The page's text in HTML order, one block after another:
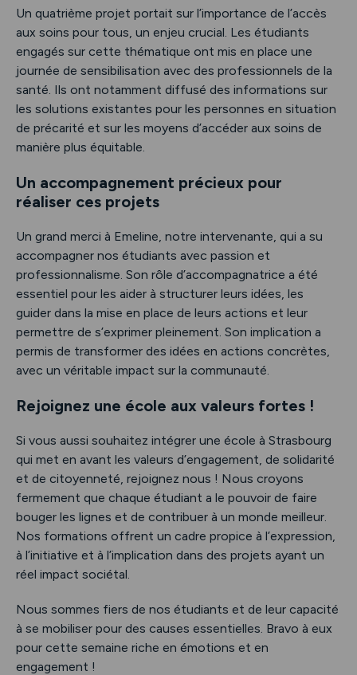
Un quatrième projet portait sur l’importance de l’accès
aux soins pour tous, un enjeu crucial. Les étudiants
engagés sur cette thématique ont mis en place une
journée de sensibilisation avec des professionnels de la
santé. Ils ont notamment diffusé des informations sur
les solutions existantes pour les personnes en situation
de précarité et sur les moyens d’accéder aux soins de
manière plus équitable.
Un accompagnement précieux pour
réaliser ces projets
Un grand merci à Emeline, notre intervenante, qui a su
accompagner nos étudiants avec passion et
professionnalisme. Son rôle d’accompagnatrice a été
essentiel pour les aider à structurer leurs idées, les
guider dans la mise en place de leurs actions et leur
permettre de s’exprimer pleinement. Son implication a
permis de transformer des idées en actions concrètes,
avec un véritable impact sur la communauté.
Rejoignez une école aux valeurs fortes !
Si vous aussi souhaitez intégrer une école à Strasbourg
qui met en avant les valeurs d’engagement, de solidarité
et de citoyenneté, rejoignez nous ! Nous croyons
fermement que chaque étudiant a le pouvoir de faire
bouger les lignes et de contribuer à un monde meilleur.
Nos formations offrent un cadre propice à l’expression,
à l’initiative et à l’implication dans des projets ayant un
réel impact sociétal.
Nous sommes fiers de nos étudiants et de leur capacité
à se mobiliser pour des causes essentielles. Bravo à eux
pour cette semaine riche en émotions et en
engagement !